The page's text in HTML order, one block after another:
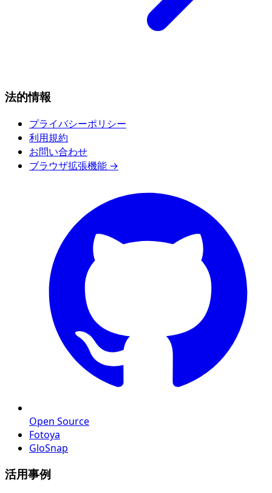
法的情報
プライバシーポリシー
利用規約
お問い合わせ
ブラウザ拡張機能 →
Open Source
Fotoya
GloSnap
活用事例